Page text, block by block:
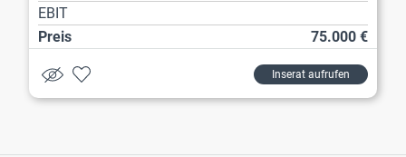
EBIT
Preis
75.000 €
Inserat aufrufen